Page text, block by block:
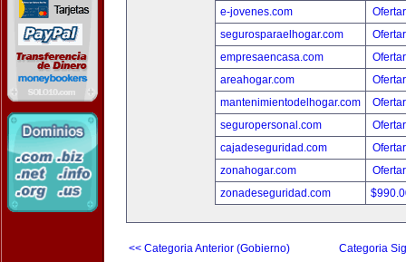
e-jovenes.com
segurosparaelhogar.com
empresaencasa.com
areahogar.com
mantenimientodelhogar.com
seguropersonal.com
cajadeseguridad.com
zonahogar.com
zonadeseguridad.com
<< Categoria Anterior (Gobierno) Categoria